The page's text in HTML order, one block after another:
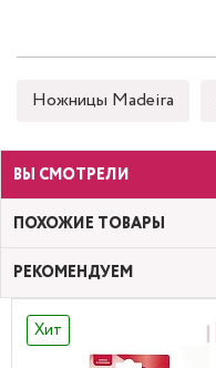
Ножницы Madeira
ВЫ СМОТРЕЛИ
ПОХОЖИЕ ТОВАРЫ
РЕКОМЕНДУЕМ
Хит